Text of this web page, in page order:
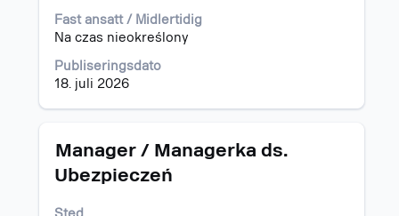
Fast ansatt / Midlertidig
Na czas nieokreślony
Publiseringsdato
18. juli 2026
vise
det
innholdet
jobbinformasjonen.
Tittel
Manager / Managerka ds.
Ubezpieczeń
Velg
mellomromstasten